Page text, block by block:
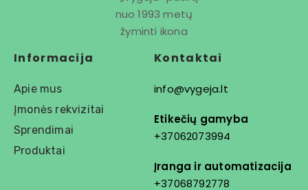
Informacija
Apie mus
Įmonės rekvizitai
Sprendimai
Produktai
Kontaktai
info@vygeja.lt
Etikečių gamyba
+37062073994
Įranga ir automatizacija
+37068792778